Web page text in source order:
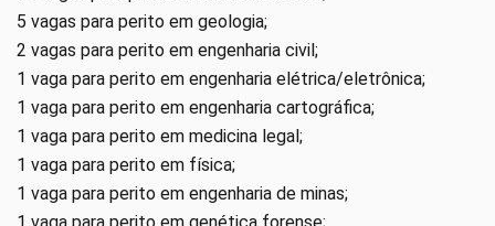
5 vagas para perito em geologia;
2 vagas para perito em engenharia civil;
1 vaga para perito em engenharia elétrica/eletrônica;
1 vaga para perito em engenharia cartográfica;
1 vaga para perito em medicina legal;
1 vaga para perito em física;
1 vaga para perito em engenharia de minas;